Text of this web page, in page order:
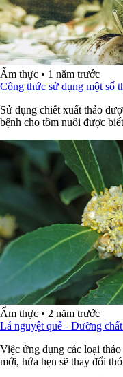
Ẩm thực • 1 năm trước
Công thức sử dụng một số
Sử dụng chiết xuất thảo
bệnh cho tôm nuôi được
Ẩm thực • 2 năm trước
Lá nguyệt quế - Dưỡng
Việc ứng dụng các loại
mới, hứa hẹn sẽ thay đổi